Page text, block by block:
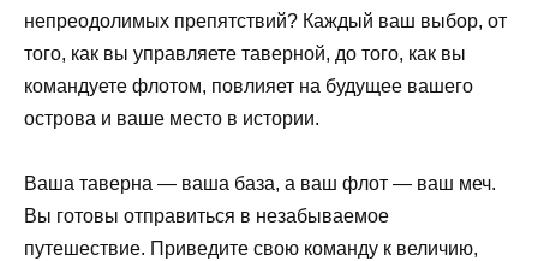
непреодолимых препятствий? Каждый ваш выбор, от
того, как вы управляете таверной, до того, как вы
командуете флотом, повлияет на будущее вашего
острова и ваше место в истории.
Ваша таверна — ваша база, а ваш флот — ваш меч.
Вы готовы отправиться в незабываемое
путешествие. Приведите свою команду к величию,